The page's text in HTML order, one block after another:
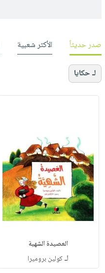
صدر حديثاً الأكثر شعبية
لـ حكايا
العصيدة الشهية
لـكولين بروميرا